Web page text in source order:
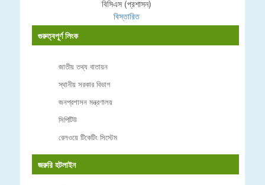
বিসিএস (প্রশাসন)
বিস্তারিত
গুরুত্বপূর্ণ লিংক
জাতীয় তথ্য বাতায়ন
স্থানীয় সরকার বিভাগ
জনপ্রশাসন মন্ত্রণালয়
সিপিটিউ
রেলওয়ে টিকেটিং সিস্টেম
জরুরি হটলাইন